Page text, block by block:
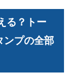
る？トー
ンプの全部